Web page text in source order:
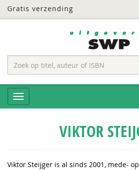
Gratis verzending
VIKTOR
Viktor Steijger is al sinds 2001, mede-